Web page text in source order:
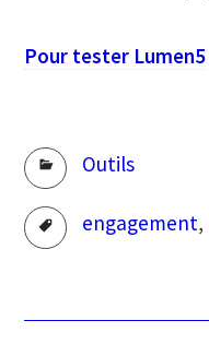
Pour tester Lumen5
Rubriques
Outils
Tags engagement,